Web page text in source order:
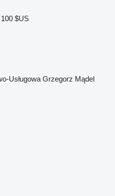
100 $US
Usługowa Grzegorz Mądel